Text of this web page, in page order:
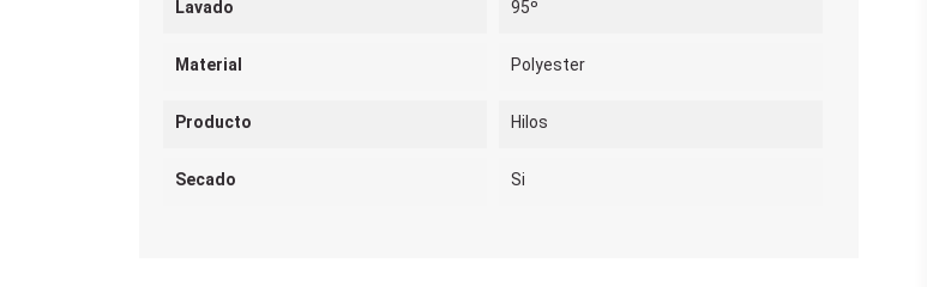
Lavado 95º
Material Polyester
Producto Hilos
Secado Si